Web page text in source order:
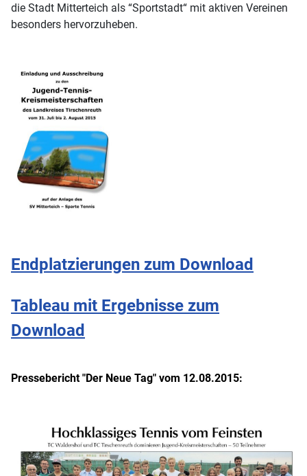
die Stadt Mitterteich als “Sportstadt“ mit aktiven Vereinen
besonders hervorzuheben.
Endplatzierungen zum Download
Tableau mit Ergebnisse zum
Download
Pressebericht "Der Neue Tag" vom 12.08.2015: